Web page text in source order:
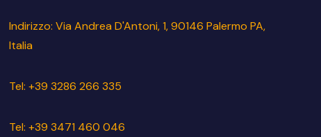
Indirizzo: Via Andrea D'Antoni, 1, 90146 Palermo PA,
Italia
Tel: +39 3286 266 335
Tel: +39 3471 460 046